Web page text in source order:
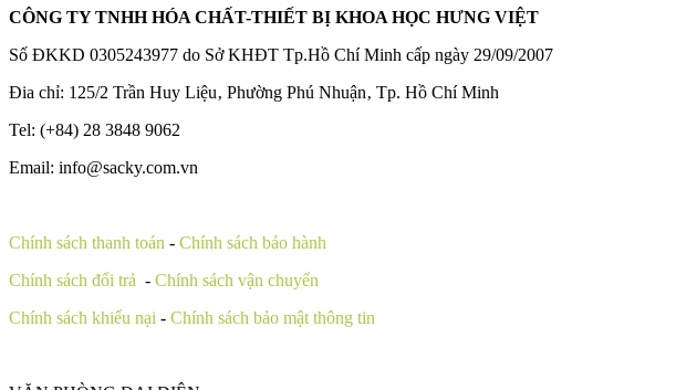
CÔNG TY TNHH HÓA CHẤT-THIẾT BỊ KHOA HỌC HƯNG VIỆT
Số ĐKKD 0305243977 do Sở KHĐT Tp.Hồ Chí Minh cấp ngày 29/09/2007
Đia chỉ: 125/2 Trần Huy Liệu‚ Phường Phú Nhuận‚ Tp. Hồ Chí Minh
Tel: (+84) 28 3848 9062
Email: info@sacky.com.vn
Chính sách thanh toán - Chính sách bảo hành
Chính sách đổi trả - Chính sách vận chuyển
Chính sách khiếu nại - Chính sách bảo mật thông tin